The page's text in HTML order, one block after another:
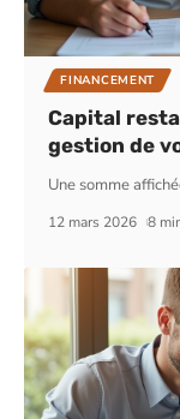
FINANCEMENT
Capital
gestion de
Une somme
12 mars 2026 8